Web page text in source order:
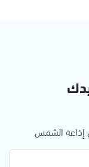
إذاعة الشمس